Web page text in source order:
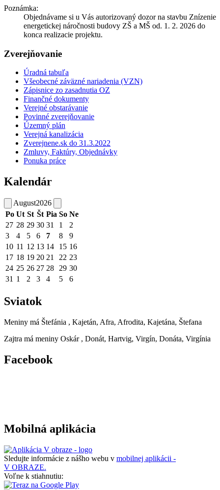
Poznámka:
Objednávame si u Vás autorizovaný dozor na stavbu Znízenie
energetickej náročnosti budovy ZŠ a MŠ od. 1. 2. 2026 do
konca realizacie projektu.
Zverejňovanie
Úradná tabuľa
Všeobecné záväzné nariadenia (VZN)
Zápisnice zo zasadnutia OZ
Finančné dokumenty
Verejné obstarávanie
Povinné zverejňovanie
Územný plán
Verejná kanalizácia
Zverejnene.sk do 31.3.2022
Zmluvy, Faktúry, Objednávky
Ponuka práce
Kalendár
August2026
Po Ut St Št Pia So Ne
27 28 29 30 31 1
2
3
4 5 6 7 8
9
10 11 12 13 14 15 16
17 18 19 20 21 22 23
24 25 26 27 28 29 30
31 1 2 3 4 5 6
Sviatok
Meniny má Štefánia , Kajetán, Afra, Afrodita, Kajetána, Štefana
Zajtra má meniny Oskár , Donát, Hartvig, Virgín, Donáta, Virgínia
Facebook
Mobilná aplikácia
Sledujte informácie z nášho webu v mobilnej aplikácii -
V OBRAZE.
Voľne k stiahnutiu: